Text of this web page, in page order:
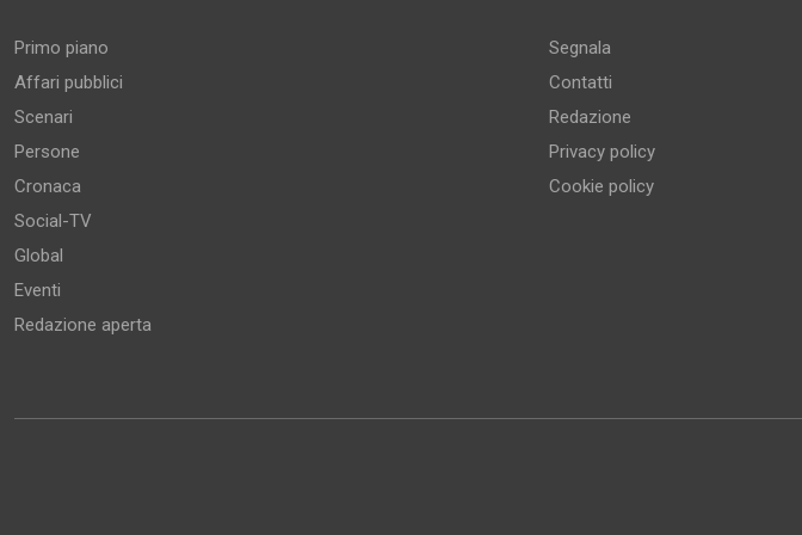
Primo piano
Affari pubblici
Scenari
Persone
Cronaca
Social-TV
Global
Eventi
Redazione aperta
Segnala
Contatti
Redazione
Privacy policy
Cookie policy